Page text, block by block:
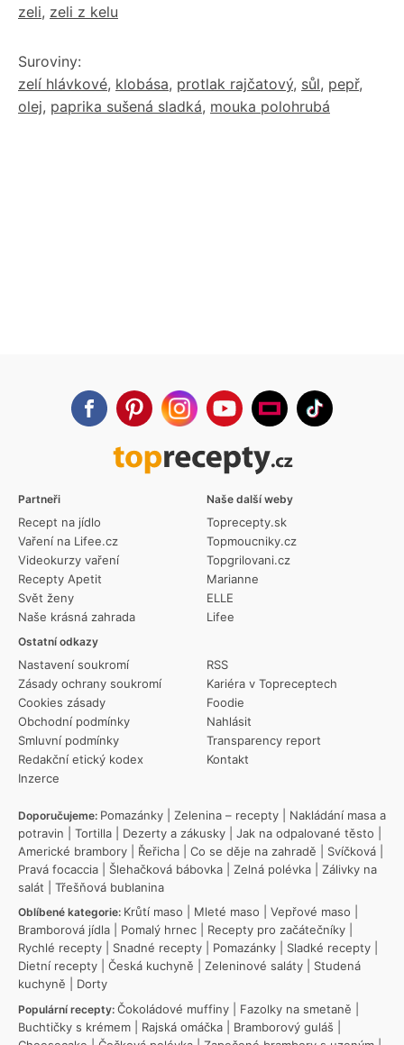
zeli, zeli z kelu
Suroviny:
zelí hlávkové, klobása, protlak rajčatový, sůl, pepř,
olej, paprika sušená sladká, mouka polohrubá
Partneři
Recept na jídlo
Vaření na Lifee.cz
Videokurzy vaření
Recepty Apetit
Svět ženy
Naše krásná zahrada
Ostatní odkazy
Nastavení soukromí
Zásady ochrany soukromí
Cookies zásady
Obchodní podmínky
Smluvní podmínky
Redakční etický kodex
Inzerce
RSS
Kariéra v Topreceptech
Foodie
Nahlásit
Transparency report
Kontakt
Naše další weby
Toprecepty.sk
Topmoucniky.cz
Topgrilovani.cz
Marianne
ELLE
Lifee
Doporučujeme: Pomazánky Zelenina – recepty
Nakládání masa a
potravin
Tortilla Dezerty a zákusky Jak na odpalované těsto
Americké brambory
Řeřicha Co se děje na zahradě Svíčková
Pravá focaccia
Šlehačková bábovka Zelná polévka
Zálivky na
salát
Třešňová bublanina
Oblíbené kategorie: Krůtí maso Mleté maso Vepřové maso
Bramborová jídla
Pomalý hrnec Recepty pro začátečníky
Rychlé recepty
Snadné recepty Pomazánky Sladké recepty
Dietní recepty
Česká kuchyně Zeleninové saláty
Studená
kuchyně
Dorty
Populární recepty: Čokoládové muffiny Fazolky na smetaně
Buchtičky s krémem
Rajská omáčka Bramborový guláš